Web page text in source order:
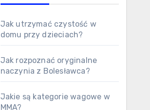
Jak utrzymać czystość w
domu przy dzieciach?
Jak rozpoznać oryginalne
naczynia z Bolesławca?
Jakie są kategorie wagowe w
MMA?